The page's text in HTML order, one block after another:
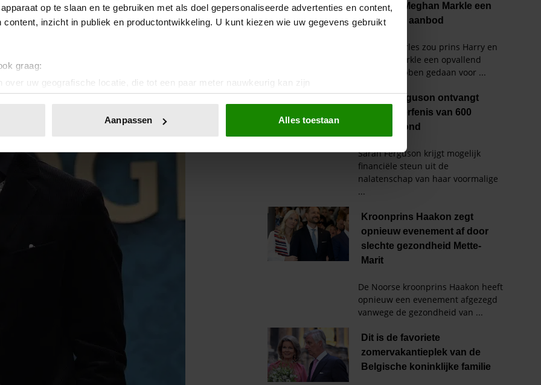
op te slaan en te gebruiken met als doel gepersonaliseerde advertenties en content,
content, inzicht in publiek en productontwikkeling. U kunt kiezen wie uw gegevens gebruikt
graag:
over uw geografische locatie, die tot een paar meter nauwkeurig kan zijn
door het actief te scannen op specifieke eigenschappen (fingerprinting)
of intrekken in de Cookieverklaring.
en advertenties te personaliseren, om functies voor social media te bieden en om ons
Ook delen we informatie over uw gebruik van onze site met onze partners voor social
Deze partners kunnen deze gegevens combineren met andere informatie die u aan ze heeft
op basis van uw gebruik van hun services. U gaat akkoord met onze cookies als u
Aanpassen Alles toestaan